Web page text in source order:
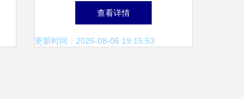
大会 共绘企业云服务新蓝图
查看详情
更新时间：2026-08-06 19:15:53